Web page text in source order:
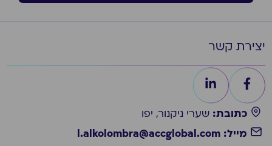
יצירת קשר
כתובת: שערי ניקנור, יפו
מייל: l.alkolombra@accglobal.com